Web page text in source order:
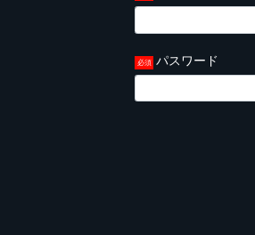
パスワード